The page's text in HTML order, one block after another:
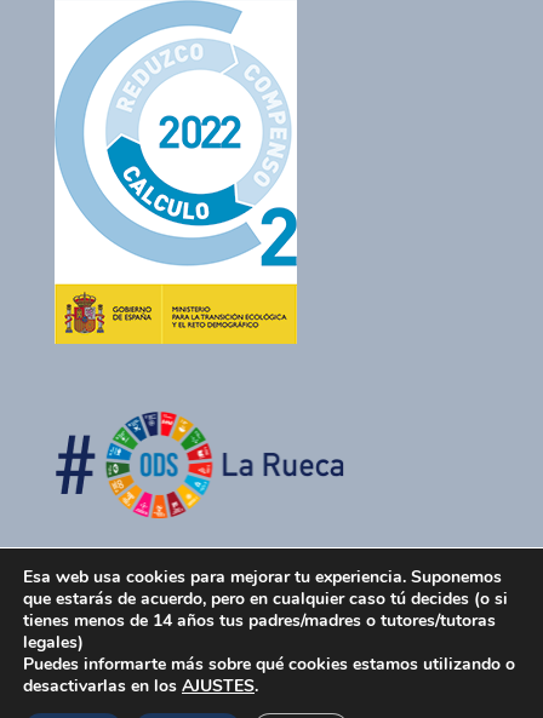
La Rueca Asociación 2026 -Política de Privacidad
Esa web usa cookies para mejorar tu experiencia. Suponemos
que estarás de acuerdo, pero en cualquier caso tú decides (o si
tienes menos de 14 años tus padres/madres o tutores/tutoras
legales)
Puedes informarte más sobre qué cookies estamos utilizando o
desactivarlas en los AJUSTES.